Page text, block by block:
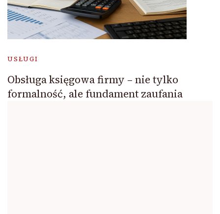
USŁUGI
Obsługa księgowa firmy – nie tylko
formalność, ale fundament zaufania